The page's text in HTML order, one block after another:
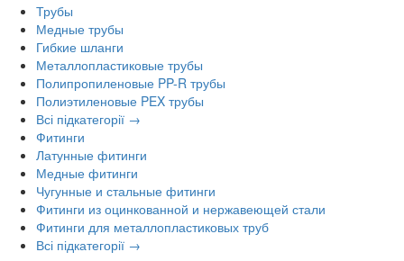
Трубы
Медные трубы
Гибкие шланги
Металлопластиковые трубы
Полипропиленовые PP-R трубы
Полиэтиленовые PEX трубы
Всі підкатегорії →
Фитинги
Латунные фитинги
Медные фитинги
Чугунные и стальные фитинги
Фитинги из оцинкованной и нержавеющей стали
Фитинги для металлопластиковых труб
Всі підкатегорії →